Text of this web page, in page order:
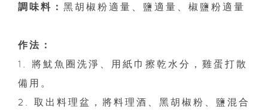
調味料： 黑胡椒粉適量、鹽適量、椒鹽粉適量
作法：
1. 將魷魚圈洗淨、用紙巾擦乾水分，雞蛋打散
備用。
2. 取出料理盆，將料理酒、黑胡椒粉、鹽混合